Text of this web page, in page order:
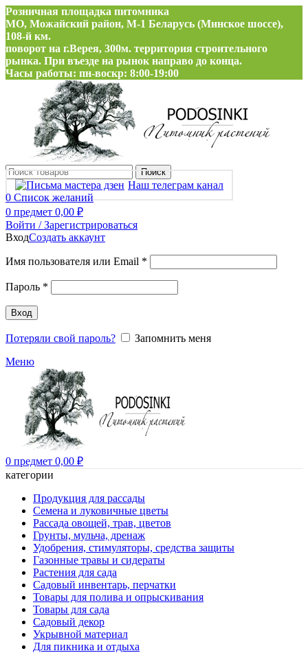
Розничная площадка питомника
МО, Можайский район, М-1 Беларусь (Минское шоссе),
108-й км.
поворот на г.Верея, 300м. территория строительного
рынка. При въезде на рынок направо до конца.
Часы работы: пн-воскр: 8:00-19:00
Поиск
Наш телеграм канал
0 Список желаний
0 предмет 0,00 ₽
Войти / Зарегистрироваться
ВходСоздать аккаунт
Имя пользователя или Email *
Пароль *
Вход
Потеряли свой пароль?
Запомнить меня
Меню
0 предмет 0,00 ₽
категории
Продукция для рассады
Семена и луковичные цветы
Рассада овощей, трав, цветов
Грунты, мульча, дренаж
Удобрения, стимуляторы, средства защиты
Газонные травы и сидераты
Растения для сада
Садовый инвентарь, перчатки
Товары для полива и опрыскивания
Товары для сада
Садовый декор
Укрывной материал
Для пикника и отдыха